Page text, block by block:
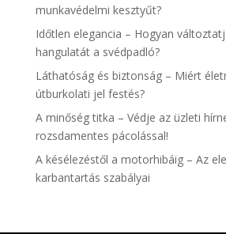
munkavédelmi kesztyűt?
Időtlen elegancia – Hogyan
hangulatát a svédpadló?
Láthatóság és biztonság – Miért
útburkolati jel festés?
A minőség titka – Védje az üzleti
rozsdamentes pácolással!
A késélezéstől a motorhibáig – Az
karbantartás szabályai